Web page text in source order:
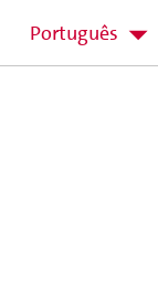
Português